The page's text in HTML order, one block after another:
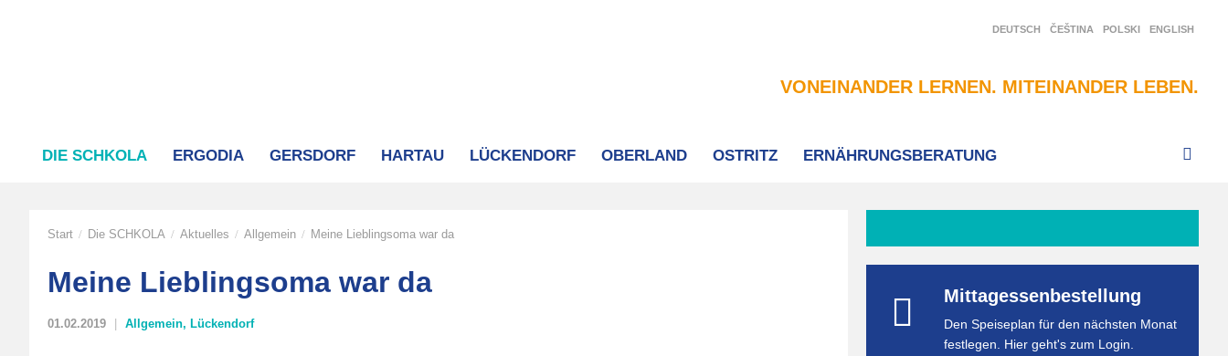
DEUTSCH ČEŠTINA POLSKI ENGLISH
VONEINANDER LERNEN. MITEINANDER LEBEN.
DIE SCHKOLA ERGODIA GERSDORF HARTAU LÜCKENDORF OBERLAND OSTRITZ ERNÄHRUNGSBERATUNG
Start / Die SCHKOLA / Aktuelles / Allgemein / Meine Lieblingsoma war da
Meine Lieblingsoma war da
01.02.2019 Allgemein, Lückendorf
Mittagessenbestellung
Den Speiseplan für den nächsten Monat
festlegen. Hier geht's zum Login.